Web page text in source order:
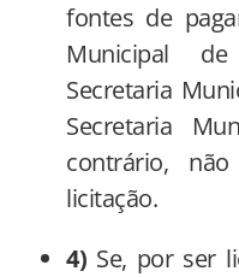
fontes de
Municipal
Secretaria
Secretaria
contrário,
licitação.
4) Se, por ser